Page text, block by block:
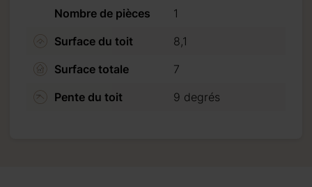
Nombre de pièces
1
Surface du toit
8,1
Surface totale
7
Pente du toit
9 degrés